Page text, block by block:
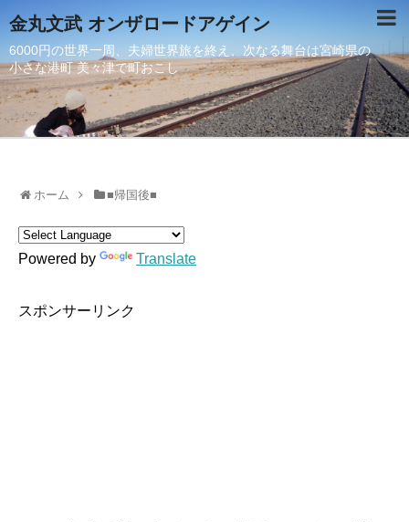
金丸文武 オンザロードアゲイン
6000円の世界一周、夫婦世界旅を終え、次なる舞台は宮崎県の
小さな港町 美々津で町おこし
ホーム ■帰国後■
Powered by Translate
スポンサーリンク